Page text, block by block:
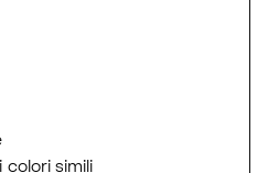
colori simili